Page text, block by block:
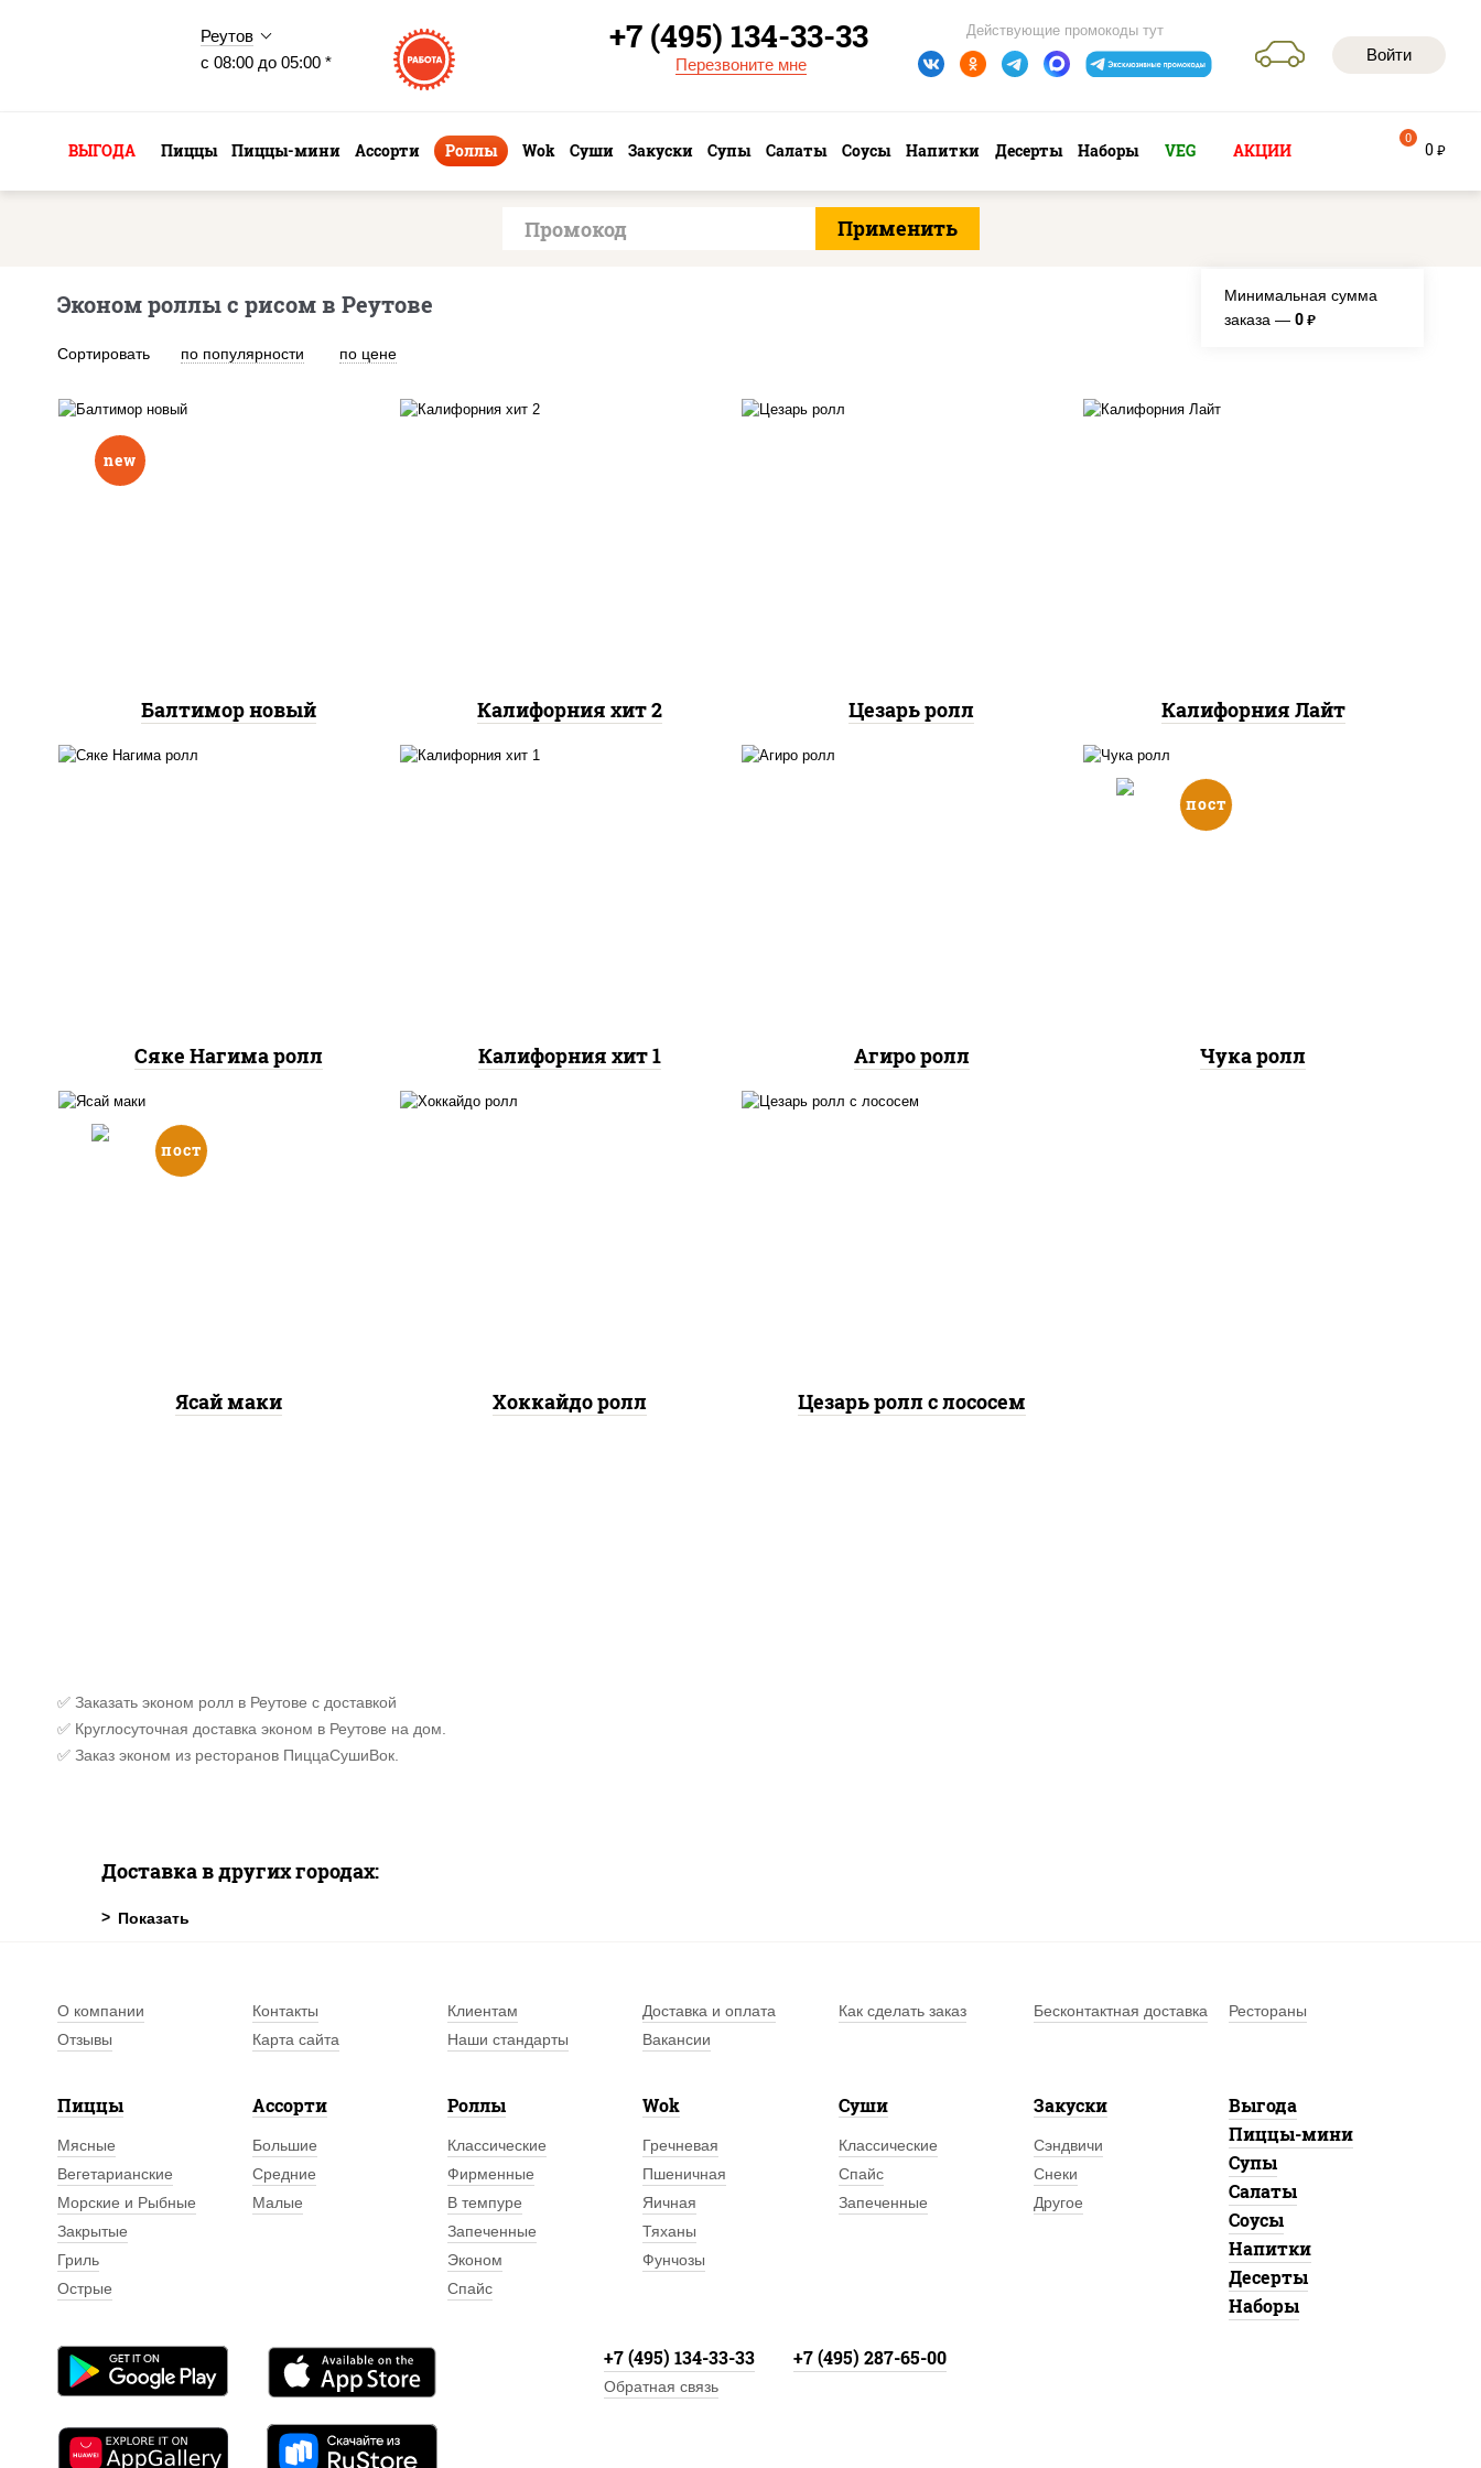
Реутов
с 08:00 до 05:00 *
Войти
Действующие промокоды тут
+7 (495) 134-33-33
Перезвоните мне
ВЫГОДА Пиццы Пиццы-мини Ассорти Роллы Wok Суши Закуски Супы Салаты Соусы Напитки Десерты Наборы VEG АКЦИИ 0 руб
0
Эконом роллы с рисом в Реутове
Сортировать по популярности по цене
Минимальная сумма
заказа — 0 руб.
new
Балтимор новый Калифорния хит 2 Цезарь ролл Калифорния Лайт
Сяке Нагима ролл Калифорния хит 1 Агиро ролл
пост
Чука ролл
пост
Ясай маки Хоккайдо ролл Цезарь ролл с лососем
✅ Заказать эконом ролл в Реутове с доставкой
✅ Круглосуточная доставка эконом в Реутове на дом.
✅ Заказ эконом из ресторанов ПиццаСушиВок.
Доставка в других городах:
О компании Контакты Клиентам Доставка и оплата Как сделать заказ Бесконтактная доставка
Рестораны
Отзывы
Карта сайта Наши стандарты Вакансии
Пиццы
Мясные
Вегетарианские
Морские и Рыбные
Закрытые
Гриль
Острые
Ассорти
Большие
Средние
Малые
Роллы
Классические
Фирменные
В темпуре
Запеченные
Эконом
Спайс
Wok
Гречневая
Пшеничная
Яичная
Тяханы
Фунчозы
Суши
Классические
Спайс
Запеченные
Закуски
Сэндвичи
Снеки
Другое
Выгода
Пиццы-мини
Супы
Салаты
Соусы
Напитки
Десерты
Наборы
+7 (495) 134-33-33 +7 (495) 287-65-00
Обратная связь